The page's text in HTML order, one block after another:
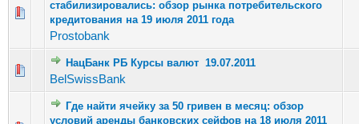
стабилизировались: обзор рынка потребительского
кредитования на 19 июля 2011 года
Prostobank
Голосов: 2 - Средняя оценка: 2.5 из 5
12345
НацБанк РБ Курсы валют 19.07.2011
BelSwissBank
Голосов: 8 - Средняя оценка: 3 из 5
123 4 5
Где найти ячейку за 50 гривен в месяц: обзор
условий аренды банковских сейфов на 18 июля 2011